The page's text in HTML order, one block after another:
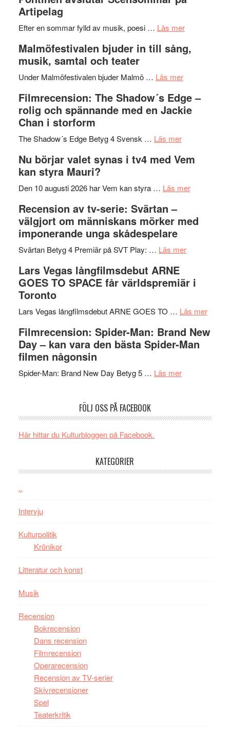
Delvis
genrens
terräng
på
Artipelag
Efter en sommar fylld av musik, poesi … Läs merom
Endre,
Roland
Pöntinen
Artipelag
Malmöfestivalen bjuder in till sång,
musik, samtal och teater
Under Malmöfestivalen bjuder Malmö … Läs merom
bjuder
in
samtal
teater
Filmrecension: The Shadow´s Edge –
rolig och spännande med en Jackie
Chan i storform
The Shadow´s Edge Betyg 4 Svensk … Läs merom
The
´s
rolig
spännande
Jackie
i
Nu börjar valet synas i tv4 med Vem
kan styra Mauri?
Den 10 augusti 2026 har Vem kan styra … Läs merom
valet
Vem
styra
Recension av tv-serie: Svärtan –
välgjort om människans mörker med
imponerande unga skådespelare
Svärtan Betyg 4 Premiär på SVT Play: … Läs merom
tv-
Svärtan
välgjort
om
Lars Vegas långfilmsdebut ARNE
GOES TO SPACE får världspremiär i
Toronto
Lars Vegas långfilmsdebut ARNE GOES TO … Läs merom
Vegas
Filmrecension: Spider-Man: Brand New
Day – kan vara den bästa Spider-Man
filmen någonsin
Spider-Man: Brand New Day Betyg 5 … Läs merom
Brand
kan
FÖLJ OSS PÅ FACEBOOK
Här hittar du Kulturbloggen på Facebook.
KATEGORIER
..
Intervju
Kulturpolitik
Krönikor
Litteratur och konst
Musik
Recension
Bokrecension
Dans recension
Filmrecension
Operarecension
Recension av TV-serier
Skivrecensioner
Spel
Teaterkritik